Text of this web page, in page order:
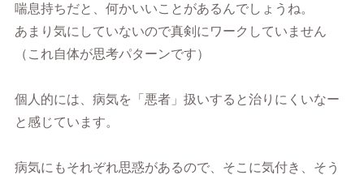
喘息持ちだと、何かいいことがあるんでしょうね。
あまり気にしていないので真剣にワークしていません
（これ自体が思考パターンです）
個人的には、病気を「悪者」扱いすると治りにくいなー
と感じています。
病気にもそれぞれ思惑があるので、そこに気付き、そう